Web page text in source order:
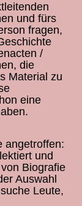
und fürs
fragen,
/
die
Material zu
eine
angetroffen:
und
Biografie
Auswahl
Leute,